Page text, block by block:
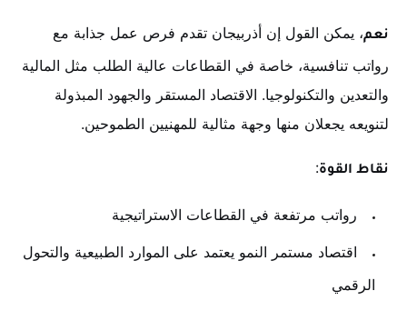
نعم، يمكن القول إن أذربيجان تقدم فرص عمل جذابة مع
رواتب تنافسية، خاصة في القطاعات عالية الطلب مثل المالية
والتعدين والتكنولوجيا. الاقتصاد المستقر والجهود المبذولة
لتنويعه يجعلان منها وجهة مثالية للمهنيين الطموحين.
نقاط القوة:
رواتب مرتفعة في القطاعات الاستراتيجية
اقتصاد مستمر النمو يعتمد على الموارد الطبيعية والتحول
الرقمي